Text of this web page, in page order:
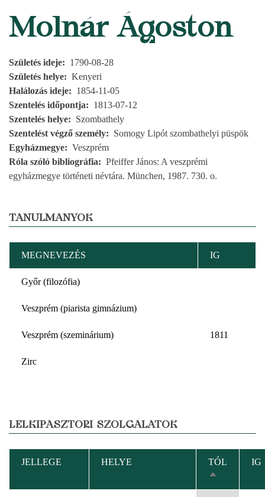
Molnár Ágoston
Születés ideje
1790-08-28
Születés helye
Kenyeri
Halálozás ideje
1854-11-05
Szentelés időpontja
1813-07-12
Szentelés helye
Szombathely
Szentelést végző személy
Somogy Lipót szombathelyi püspök
Egyházmegye
Veszprém
Róla szóló bibliográfia
Pfeiffer János: A veszprémi
egyházmegye történeti névtára. München, 1987. 730. o.
TANULMÁNYOK
MEGNEVEZÉS IG
Győr (filozófia)
Veszprém (piarista gimnázium)
Veszprém (szeminárium) 1811
Zirc
LELKIPÁSZTORI SZOLGÁLATOK
JELLEGE HELYE
TÓL
CSÖKKENŐ
RENDEZÉS
IG